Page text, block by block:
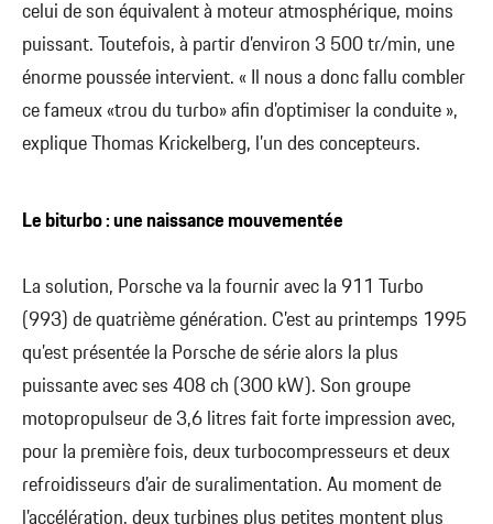
celui de son équivalent à moteur atmosphérique, moins
puissant. Toutefois, à partir d’environ 3 500 tr/min, une
énorme poussée intervient. « Il nous a donc fallu combler
ce fameux «trou du turbo» afin d’optimiser la conduite »,
explique Thomas Krickelberg, l’un des concepteurs.
Le biturbo : une naissance mouvementée
La solution, Porsche va la fournir avec la 911 Turbo
(993) de quatrième génération. C’est au printemps 1995
qu’est présentée la Porsche de série alors la plus
puissante avec ses 408 ch (300 kW). Son groupe
motopropulseur de 3,6 litres fait forte impression avec,
pour la première fois, deux turbocompresseurs et deux
refroidisseurs d’air de suralimentation. Au moment de